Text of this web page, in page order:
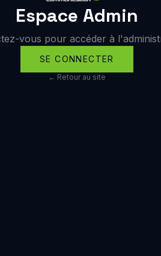
Espace Admin
vous pour accéder à
SE CONNECTER
← Retour au site